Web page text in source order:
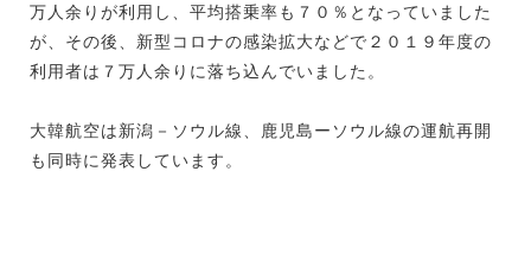
万人余りが利用し、平均搭乗率も７０％となっていました
が、その後、新型コロナの感染拡大などで２０１９年度の
利用者は７万人余りに落ち込んでいました。
大韓航空は新潟－ソウル線、鹿児島ーソウル線の運航再開
も同時に発表しています。